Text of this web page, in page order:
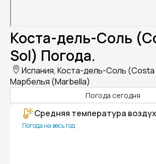
Коста-дель-Соль
Sol) Погода.
Испания, Коста-дель-Соль (Costa
Марбелья (Marbella)
Погода сегодня
Средняя температура
Погода на весь год